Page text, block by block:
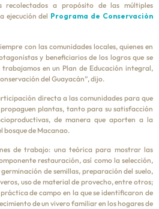
recolectados a propósito de las múltiples
ejecución del Programa de Conservación
con las comunidades locales, quienes en
y beneficiarios de los logros que se
en un Plan de Educación integral,
del Guayacán”, dijo.
directa a las comunidades para que
plantas, tanto para su satisfacción
de manera que aporten a la
bosque de Macanao.
de trabajo: una teórica para mostrar las
restauración, así como la selección,
de semillas, preparación del suelo,
uso de material de provecho, entre otros;
de campo en la que se identificaron de
de un vivero familiar en los hogares de